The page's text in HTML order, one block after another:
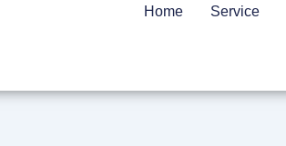
Home Service